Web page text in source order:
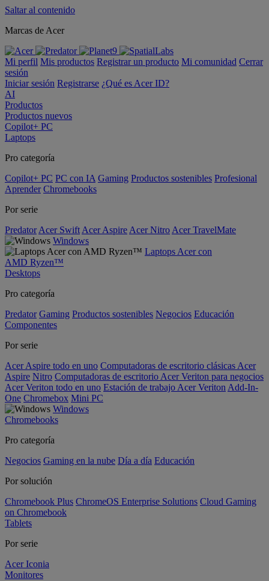
Saltar al contenido
Marcas de Acer
Mi perfil Mis productos Registrar un producto Mi comunidad Cerrar
sesión
Iniciar sesión Registrarse ¿Qué es Acer ID?
AI
Productos
Productos nuevos
Copilot+ PC
Laptops
Pro categoría
Copilot+ PC PC con IA Gaming Productos sostenibles Profesional
Aprender Chromebooks
Por serie
Predator Acer Swift Acer Aspire Acer Nitro Acer TravelMate
Windows
Laptops Acer con
AMD Ryzen™
Desktops
Pro categoría
Predator Gaming Productos sostenibles Negocios Educación
Componentes
Por serie
Acer Aspire todo en uno Computadoras de escritorio clásicas Acer
Aspire Nitro Computadoras de escritorio Acer Veriton para negocios
Acer Veriton todo en uno Estación de trabajo Acer Veriton Add-In-
One Chromebox Mini PC
Windows
Chromebooks
Pro categoría
Negocios Gaming en la nube Día a día Educación
Por solución
Chromebook Plus ChromeOS Enterprise Solutions Cloud Gaming
on Chromebook
Tablets
Por serie
Acer Iconia
Monitores